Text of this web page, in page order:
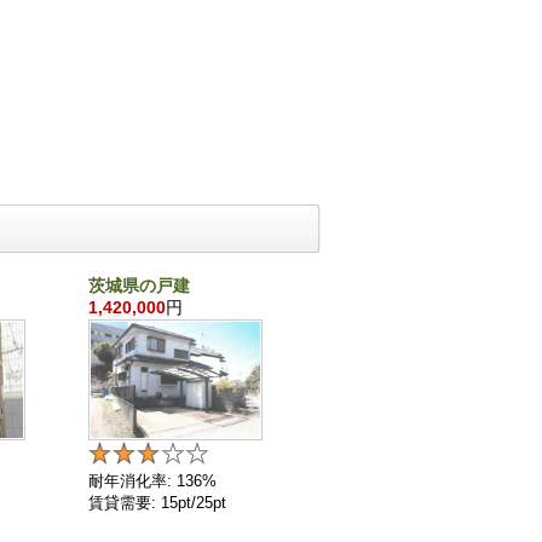
茨城県の戸建
1,420,000円
耐年消化率: 136%
賃貸需要: 15pt/25pt